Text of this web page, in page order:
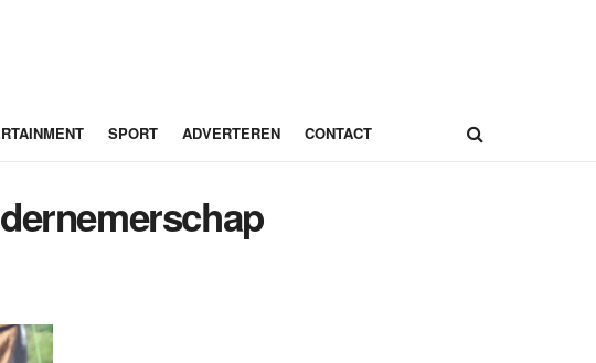
SPORT ADVERTEREN CONTACT